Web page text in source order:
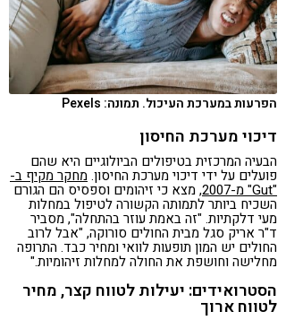
הפרעות במערכת העיכול. תמונה: Pexels
דיכוי מערכת החיסון
הבעיה המרכזית בטיפולים הביולוגיים היא שהם
פועלים על ידי דיכוי מערכת החיסון.מחקר מקיף ב-
"Gut" מ-2007 , מצא כי זיהומים וספסיס הם הגורם
השכיח ביותר לתמותה הקשורה לטיפול במחלות
מעי דלקתיות. "זה באמת עוזר בהתחלה", מסביר
ד"ר אריק סגל מבית החולים סורוקה, "אבל לרוב
החולים יש המון תופעות לוואי ומחיר כבד. התרופה
מחלישה וחושפת את החולה למחלות זיהומיות."
הסטרואידים: יעילות לטווח קצר, מחיר
לטווח ארוך